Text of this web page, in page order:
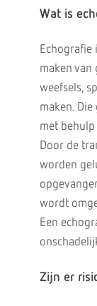
Wat is
Echografie
maken van
weefsels,
maken.
met
Door de
worden
wordt
Een
Zijn er